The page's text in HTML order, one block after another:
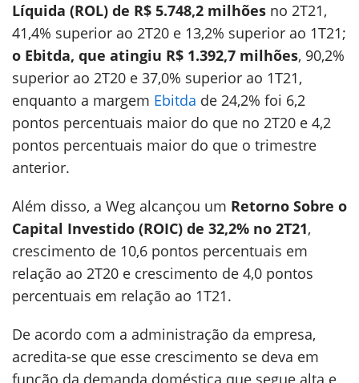
Líquida (ROL) de R$ 5.748,2 milhões no 2T21,
41,4% superior ao 2T20 e 13,2% superior ao 1T21;
o Ebitda, que atingiu R$ 1.392,7 milhões, 90,2%
superior ao 2T20 e 37,0% superior ao 1T21,
enquanto a margem Ebitda de 24,2% foi 6,2
pontos percentuais maior do que no 2T20 e 4,2
pontos percentuais maior do que o trimestre
anterior.
Além disso, a Weg alcançou um Retorno Sobre o
Capital Investido (ROIC) de 32,2% no 2T21,
crescimento de 10,6 pontos percentuais em
relação ao 2T20 e crescimento de 4,0 pontos
percentuais em relação ao 1T21.
De acordo com a administração da empresa,
acredita-se que esse crescimento se deva em
função da demanda doméstica que segue alta e